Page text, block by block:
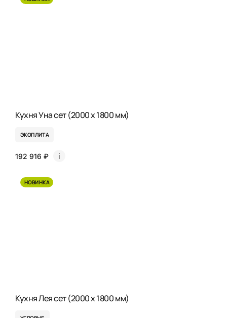
Кухня Уна сет (2000 x 1800 мм)
ЭКОПЛИТА
192 916 ₽
НОВИНКА
Кухня Лея сет (2000 x 1800 мм)